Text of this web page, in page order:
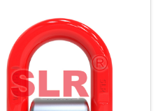
SLR344 80级D型环
（带压板）